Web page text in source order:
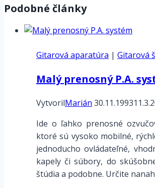
Podobné články
Gitarová aparatúra | Gitarová
Malý prenosný P.A.
VytvorilMarián 30.11.1993
Ide o ľahko prenosné
ktoré sú vysoko mobilné,
jednoducho ovládateľné,
kapely či súbory, do
štúdia a podobne. Určite